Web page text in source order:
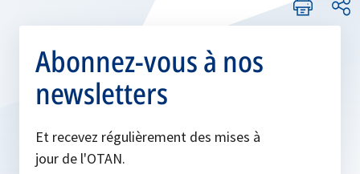
Abonnez-vous à nos
newsletters
Et recevez régulièrement des mises à
jour de l'OTAN.